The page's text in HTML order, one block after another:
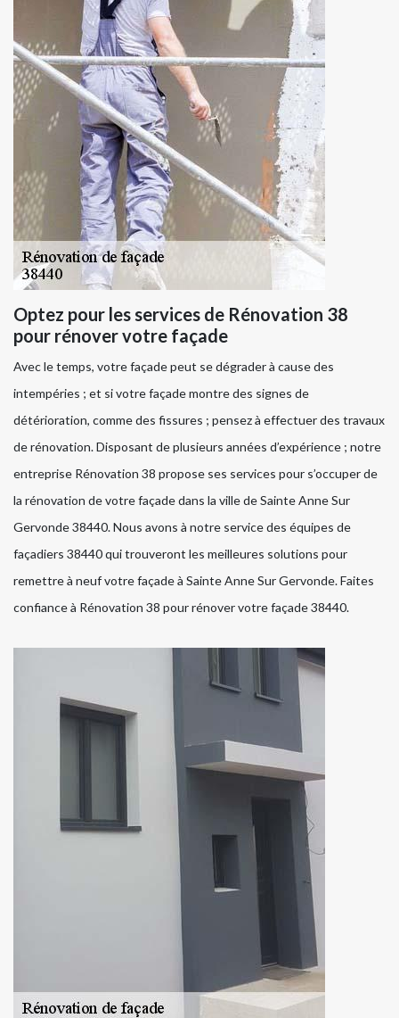
Optez pour les services de Rénovation 38
pour rénover votre façade
Avec le temps, votre façade peut se dégrader à cause des
intempéries ; et si votre façade montre des signes de
détérioration, comme des fissures ; pensez à effectuer des travaux
de rénovation. Disposant de plusieurs années d’expérience ; notre
entreprise Rénovation 38 propose ses services pour s’occuper de
la rénovation de votre façade dans la ville de Sainte Anne Sur
Gervonde 38440. Nous avons à notre service des équipes de
façadiers 38440 qui trouveront les meilleures solutions pour
remettre à neuf votre façade à Sainte Anne Sur Gervonde. Faites
confiance à Rénovation 38 pour rénover votre façade 38440.